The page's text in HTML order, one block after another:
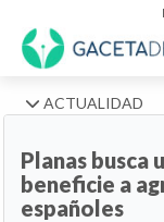
ACTUALIDAD
Planas busca
beneficie a
españoles